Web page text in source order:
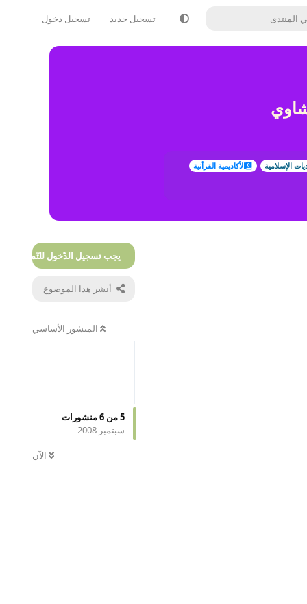
تسجيل جديد تسجيل دخول
الإسلامية
الأكاديمية القرأنية
يجب تسجيل الدّخول للتّمكّن من
أنشر هذا الموضوع
المنشور الأساسي
5من 6منشورات
سبتمبر 2008
الآن